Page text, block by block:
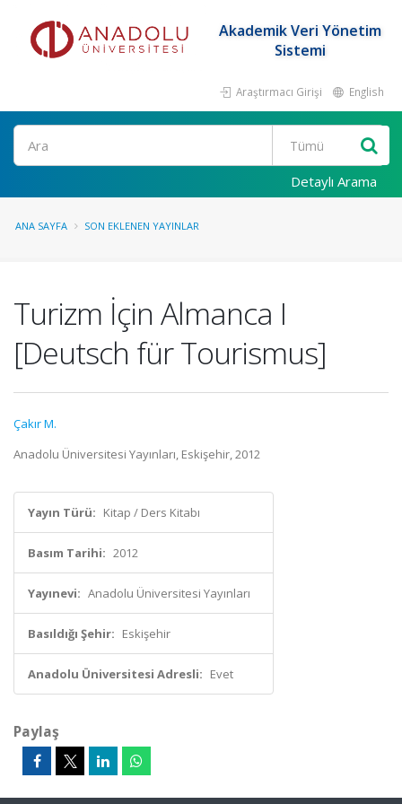
Akademik Veri Yönetim
Sistemi
Araştırmacı Girişi English
Ara
Detaylı Arama
ANA SAYFA SON EKLENEN YAYINLAR
Turizm İçin Almanca I
[Deutsch für Tourismus]
Çakır M.
Anadolu Üniversitesi Yayınları, Eskişehir, 2012
Yayın Türü: Kitap / Ders Kitabı
Basım Tarihi: 2012
Yayınevi: Anadolu Üniversitesi Yayınları
Basıldığı Şehir: Eskişehir
Anadolu Üniversitesi Adresli: Evet
Paylaş